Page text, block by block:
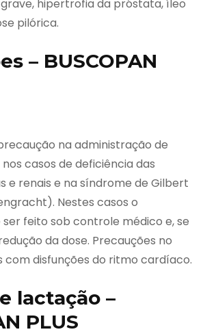
hipertrofia da próstata, íleo
pilórica.
– BUSCOPAN
na administração de
nos casos de deficiência das
e renais e na síndrome de Gilbert
Nestes casos o
feito sob controle médico e, se
da dose. Precauções no
com disfunções do ritmo cardíaco.
lactação –
PLUS